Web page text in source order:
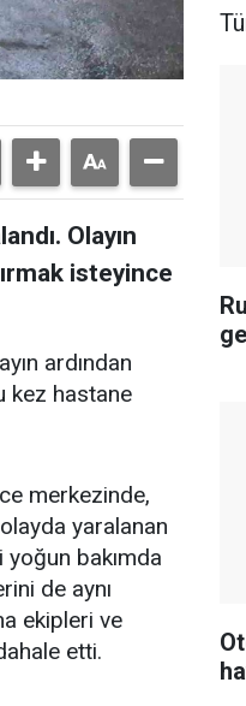
Olayın
isteyince
ardından
kez hastane
merkezinde,
yaralanan
yoğun bakımda
de aynı
ekipleri ve
etti.